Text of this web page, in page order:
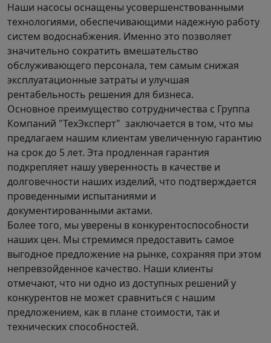
Наши насосы оснащены усовершенствованными
технологиями, обеспечивающими надежную работу
систем водоснабжения. Именно это позволяет
значительно сократить вмешательство
обслуживающего персонала, тем самым снижая
эксплуатационные затраты и улучшая
рентабельность решения для бизнеса.
Основное преимущество сотрудничества с Группа
Компаний "ТехЭксперт" заключается в том, что мы
предлагаем нашим клиентам увеличенную гарантию
на срок до 5 лет. Эта продленная гарантия
подкрепляет нашу уверенность в качестве и
долговечности наших изделий, что подтверждается
проведенными испытаниями и
документированными актами.
Более того, мы уверены в конкурентоспособности
наших цен. Мы стремимся предоставить самое
выгодное предложение на рынке, сохраняя при этом
непревзойденное качество. Наши клиенты
отмечают, что ни одно из доступных решений у
конкурентов не может сравниться с нашим
предложением, как в плане стоимости, так и
технических способностей.